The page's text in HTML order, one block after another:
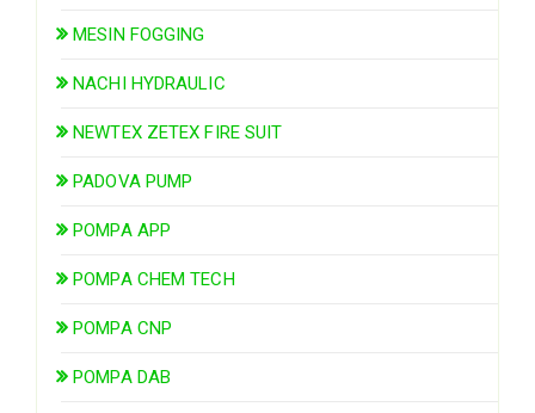
MESIN FOGGING
NACHI HYDRAULIC
NEWTEX ZETEX FIRE SUIT
PADOVA PUMP
POMPA APP
POMPA CHEM TECH
POMPA CNP
POMPA DAB